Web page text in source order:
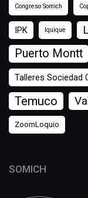
SOMICH
Congreso Somich
IPK Iquique
Puerto Montt
Talleres Sociedad
Temuco
ZoomLoquio